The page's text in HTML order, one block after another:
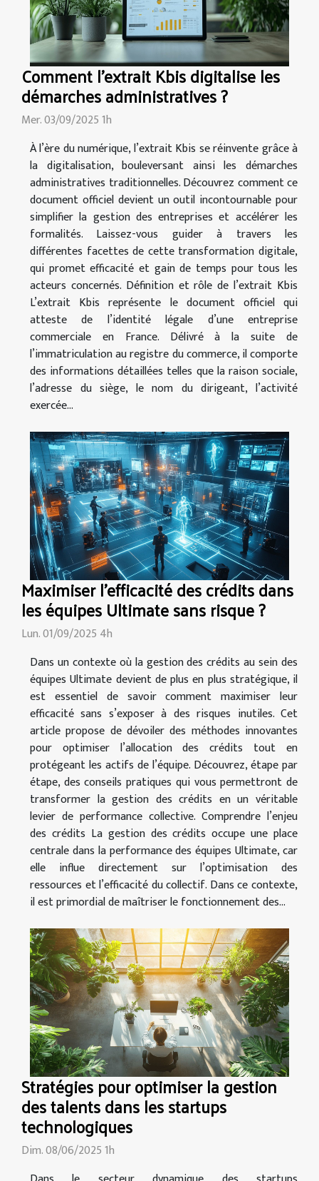
Comment l'extrait Kbis digitalise les
démarches administratives ?
Mer. 03/09/2025 1h
À l’ère du numérique, l’extrait Kbis se réinvente grâce à
la digitalisation, bouleversant ainsi les démarches
administratives traditionnelles. Découvrez comment ce
document officiel devient un outil incontournable pour
simplifier la gestion des entreprises et accélérer les
formalités. Laissez-vous guider à travers les
différentes facettes de cette transformation digitale,
qui promet efficacité et gain de temps pour tous les
acteurs concernés. Définition et rôle de l’extrait Kbis
L’extrait Kbis représente le document officiel qui
atteste de l’identité légale d’une entreprise
commerciale en France. Délivré à la suite de
l’immatriculation au registre du commerce, il comporte
des informations détaillées telles que la raison sociale,
l’adresse du siège, le nom du dirigeant, l’activité
exercée...
Maximiser l'efficacité des crédits dans
les équipes Ultimate sans risque ?
Lun. 01/09/2025 4h
Dans un contexte où la gestion des crédits au sein des
équipes Ultimate devient de plus en plus stratégique, il
est essentiel de savoir comment maximiser leur
efficacité sans s’exposer à des risques inutiles. Cet
article propose de dévoiler des méthodes innovantes
pour optimiser l’allocation des crédits tout en
protégeant les actifs de l’équipe. Découvrez, étape par
étape, des conseils pratiques qui vous permettront de
transformer la gestion des crédits en un véritable
levier de performance collective. Comprendre l’enjeu
des crédits La gestion des crédits occupe une place
centrale dans la performance des équipes Ultimate, car
elle influe directement sur l’optimisation des
ressources et l’efficacité du collectif. Dans ce contexte,
il est primordial de maîtriser le fonctionnement des...
Stratégies pour optimiser la gestion
des talents dans les startups
technologiques
Dim. 08/06/2025 1h